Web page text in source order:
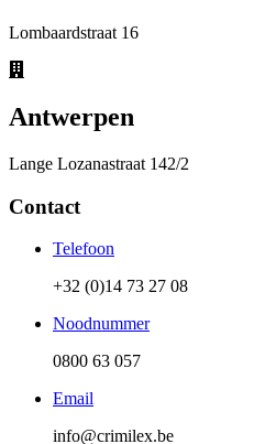
Lombaardstraat 16
Antwerpen
Lange Lozanastraat 142/2
Contact
Telefoon
+32 (0)14 73 27 08
Noodnummer
0800 63 057
Email
info@crimilex.be